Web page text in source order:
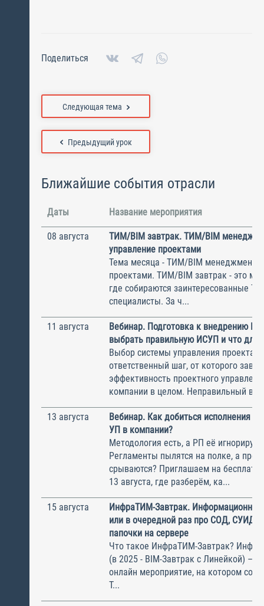
Поделиться
Предыдущий урок
Следующая тема
Ближайшие события отрасли
Даты Название мероприятия
08 августа
ТИМ/BIM завтрак. ТИМ/BIM
управление проектами
Тема месяца - ТИМ/BIM менеджмент и
проектами. ТИМ/BIM завтрак - это
где собираются заинтересованные
специалисты. За ч...
11 августа
Вебинар. Подготовка к внедрению
выбрать правильную ИСУП и что для
Выбор системы управления
ответственный шаг, от которого
эффективность проектного
компании в целом. Неправильный
13 августа
Вебинар. Как добиться исполнения
УП в компании?
Методология есть, а РП её
Регламенты пылятся на полке, а
срываются? Приглашаем на
13 августа, где разберём, ка...
15 августа
ИнфраТИМ-Завтрак.
или в очередной раз про СОД, СУИД и
папочки на сервере
Что такое ИнфраТИМ-Завтрак?
(в 2025 - BIM-Завтрак с Линейкой) –
онлайн мероприятие, на котором
Т...